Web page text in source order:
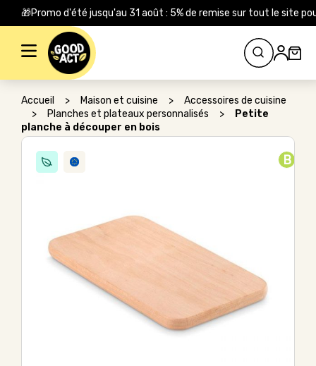
🎁Promo d'été jusqu'au 31 août : 5% de remise sur tout le site
Rechercher :
Accueil > Maison et cuisine >
Accessoires de cuisine
>
Planches et plateaux personnalisés >
Petite
planche à découper en bois
B